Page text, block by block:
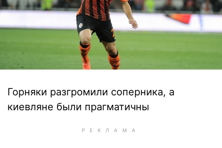
Горняки разгромили соперника, а
киевляне были прагматичны